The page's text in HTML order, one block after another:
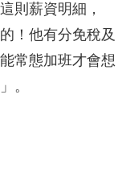
則薪資明細，
！他有分免稅及
常態加班才會想
。